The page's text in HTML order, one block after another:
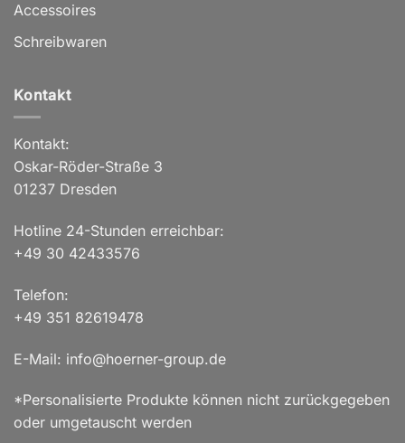
Accessoires
Schreibwaren
Kontakt
Kontakt:
Oskar-Röder-Straße 3
01237 Dresden
Hotline 24-Stunden erreichbar:
+49 30 42433576
Telefon:
+49 351 82619478
E-Mail: info@hoerner-group.de
*Personalisierte Produkte können nicht zurückgegeben
oder umgetauscht werden